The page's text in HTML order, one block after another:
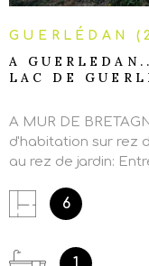
GUERLÉDAN
A
LAC DE
A MUR DE
d'habitation sur rez
au rez de jardin:
lumineuse avec un
aménagée et
desservant deux
6
1